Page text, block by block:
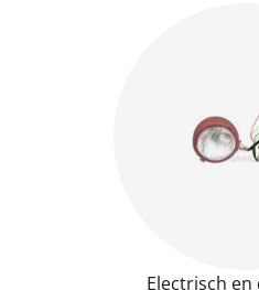
Electrisch